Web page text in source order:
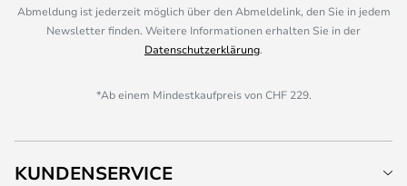
Abmeldung ist jederzeit möglich über den Abmeldelink, den Sie in jedem
Newsletter finden. Weitere Informationen erhalten Sie in der
Datenschutzerklärung.
*Ab einem Mindestkaufpreis von CHF 229.
KUNDENSERVICE